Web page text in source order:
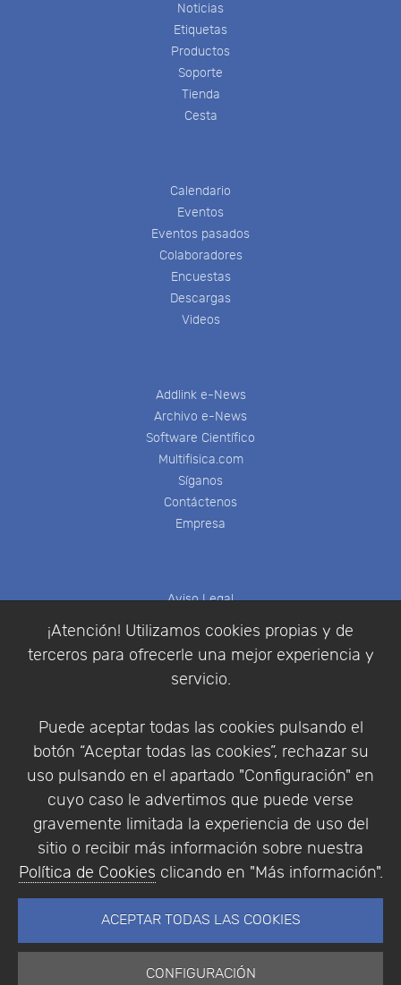
¡Atención! Utilizamos cookies propias y de
terceros para ofrecerle una mejor experiencia y
servicio.
Puede aceptar todas las cookies pulsando el
botón “Aceptar todas las cookies”, rechazar su
uso pulsando en el apartado "Configuración" en
cuyo caso le advertimos que puede verse
gravemente limitada la experiencia de uso del
sitio o recibir más información sobre nuestra
Política de Cookies clicando en "Más información".
ACEPTAR TODAS LAS COOKIES
CONFIGURACIÓN
Noticias
Etiquetas
Productos
Soporte
Tienda
Cesta
Calendario
Eventos
Eventos pasados
Colaboradores
Encuestas
Descargas
Videos
Addlink e-News
Archivo e-News
Software Científico
Multifisica.com
Síganos
Contáctenos
Empresa
Aviso Legal
Condiciones de compra
Identificarse
Empresa|Aviso Legal| Política de Privacidad |
Política de Cookies
© Copyright 1994 - 2026. Addlink Software
Científico, S.L.
Portugal.